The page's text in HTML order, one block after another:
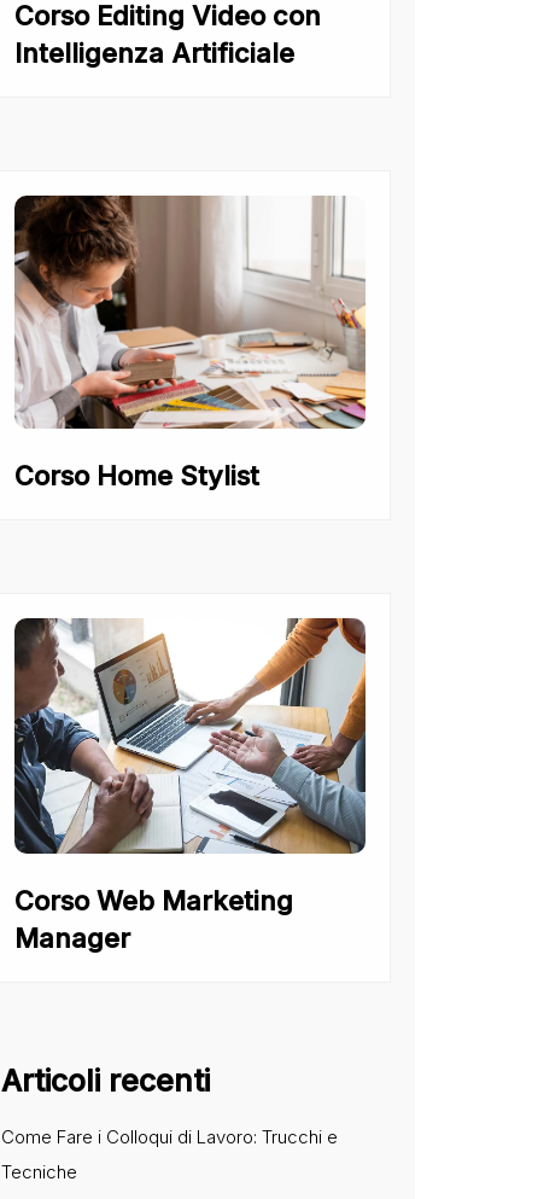
Corso Editing Video con
Intelligenza Artificiale
Corso Home Stylist
Corso Web Marketing
Manager
Articoli recenti
Come Fare i Colloqui di Lavoro: Trucchi e
Tecniche